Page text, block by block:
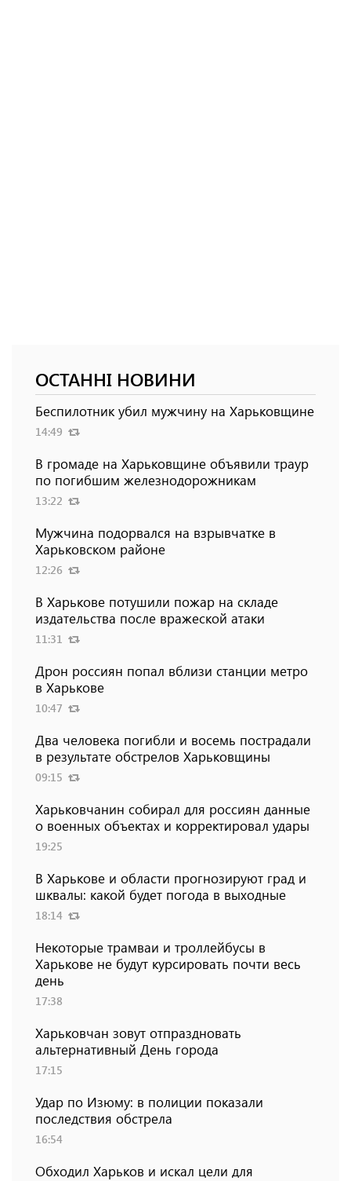
ОСТАННІ НОВИНИ
Беспилотник убил мужчину на Харьковщине
14:49
В громаде на Харьковщине объявили траур
по погибшим железнодорожникам
13:22
Мужчина подорвался на взрывчатке в
Харьковском районе
12:26
В Харькове потушили пожар на складе
издательства после вражеской атаки
11:31
Дрон россиян попал вблизи станции метро
в Харькове
10:47
Два человека погибли и восемь пострадали
в результате обстрелов Харьковщины
09:15
Харьковчанин собирал для россиян данные
о военных объектах и ​​корректировал удары
19:25
В Харькове и области прогнозируют град и
шквалы: какой будет погода в выходные
18:14
Некоторые трамваи и троллейбусы в
Харькове не будут курсировать почти весь
день
17:38
Харьковчан зовут отпраздновать
альтернативный День города
17:15
Удар по Изюму: в полиции показали
последствия обстрела
16:54
Обходил Харьков и искал цели для